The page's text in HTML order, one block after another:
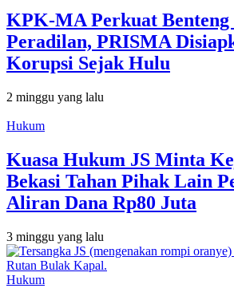
KPK-MA Perkuat
Peradilan, PRISMA
Korupsi Sejak Hulu
2 minggu yang lalu
Hukum
Kuasa Hukum JS Minta
Bekasi Tahan Pihak Lain
Aliran Dana Rp80 Juta
3 minggu yang lalu
Hukum